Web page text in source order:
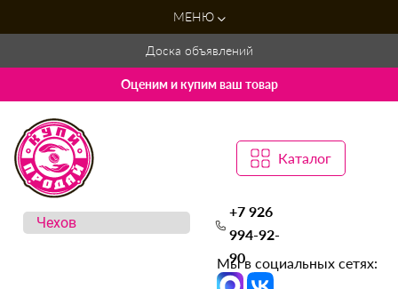
МЕНЮ
Доска объявлений
Оценим и купим ваш товар
Каталог
+7 926
994-92-
90
Мы в социальных сетях: